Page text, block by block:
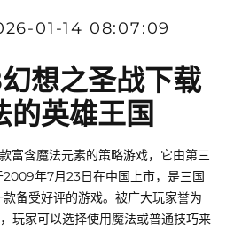
01-14 08:07:09
想之圣战下载
英雄王国
富含魔法元素的策略游戏，它由第三
年7月23日在中国上市，是三国
备受好评的游戏。被广大玩家誉为
玩家可以选择使用魔法或普通技巧来